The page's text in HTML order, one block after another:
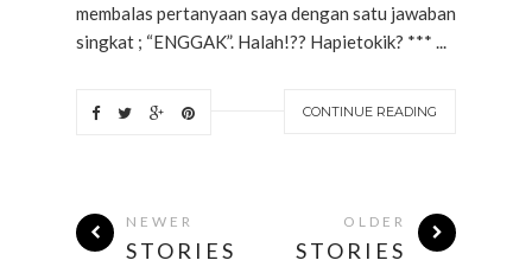
membalas pertanyaan saya dengan satu jawaban
singkat ; “ENGGAK”. Halah!?? Hapietokik? *** ...
CONTINUE READING
NEWER
STORIES
OLDER
STORIES